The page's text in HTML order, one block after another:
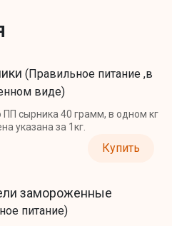
(Правильное питание ,в
виде)
ПП сырника 40 грамм, в одном кг
указана за 1кг.
Купить
замороженные
питание)